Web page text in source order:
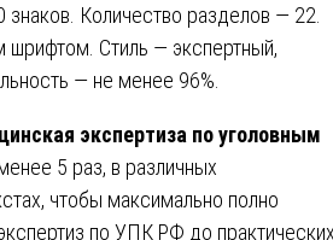
Количество разделов — 22.
Стиль — экспертный,
— не менее 96%.
экспертиза по уголовным
5 раз, в различных
чтобы максимально полно
по УПК РФ до практических